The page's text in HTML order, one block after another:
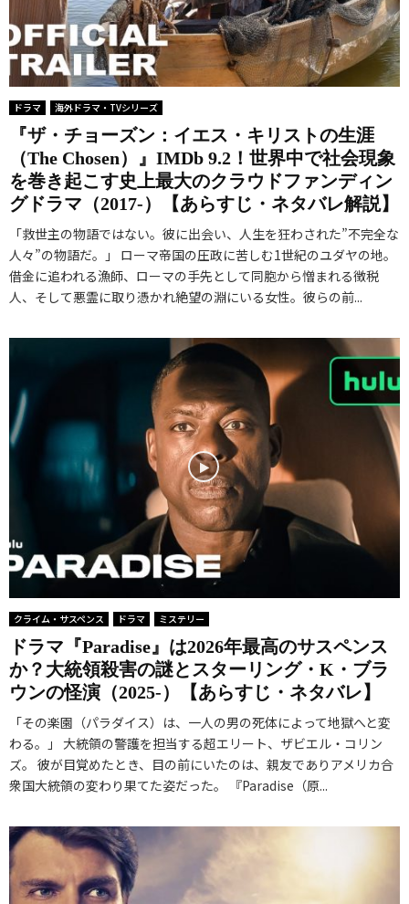
ドラマ 海外ドラマ・TVシリーズ
『ザ・チョーズン：イエス・キリストの生涯
（The Chosen）』IMDb 9.2！世界中で社会現象
を巻き起こす史上最大のクラウドファンディン
グドラマ（2017-）【あらすじ・ネタバレ解説】
「救世主の物語ではない。彼に出会い、人生を狂わされた”不完全な
人々”の物語だ。」 ローマ帝国の圧政に苦しむ1世紀のユダヤの地。
借金に追われる漁師、ローマの手先として同胞から憎まれる徴税
人、そして悪霊に取り憑かれ絶望の淵にいる女性。彼らの前...
クライム・サスペンス ドラマ ミステリー
ドラマ『Paradise』は2026年最高のサスペンス
か？大統領殺害の謎とスターリング・K・ブラ
ウンの怪演（2025-）【あらすじ・ネタバレ】
「その楽園（パラダイス）は、一人の男の死体によって地獄へと変
わる。」 大統領の警護を担当する超エリート、ザビエル・コリン
ズ。 彼が目覚めたとき、目の前にいたのは、親友でありアメリカ合
衆国大統領の変わり果てた姿だった。 『Paradise（原...